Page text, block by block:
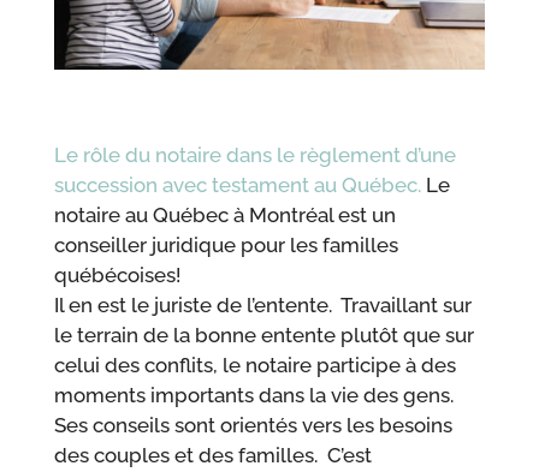
Le rôle du notaire dans le règlement d’une
succession avec testament au Québec.Le
notaire au Québec à Montréal est un
conseiller juridique pour les familles
québécoises!
Il en est le juriste de l’entente. Travaillant sur
le terrain de la bonne entente plutôt que sur
celui des conflits, le notaire participe à des
moments importants dans la vie des gens.
Ses conseils sont orientés vers les besoins
des couples et des familles. C’est